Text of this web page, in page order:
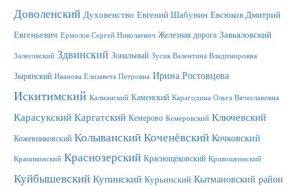
Доволенский Духовенство Евгений Шабунин Евсюков Дмитрий
Евгеньевич Ермолов Сергей Николаевич Железная дорога Завьяловский
Залесовский Здвинский Зональный Зусик Валентина Владимировна
Зырянский Иванова Елизавета Петровна Ирина Ростовцева
Искитимский Калманский Каменский Карагодина Ольга Вячеславовна
Карасукский Каргатский Кемерово Кемеровский Ключевский
Кожевниковский Колыванский Коченёвский Кочковский
Крапивинский Краснозерский Краснощёковский Кривошеинский
Куйбышевский Купинский Курьинский Кытмановский район